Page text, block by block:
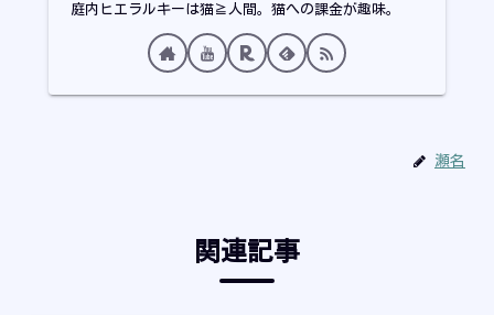
庭内ヒエラルキーは猫≧人間。猫への課金が趣味。
瀬名
関連記事